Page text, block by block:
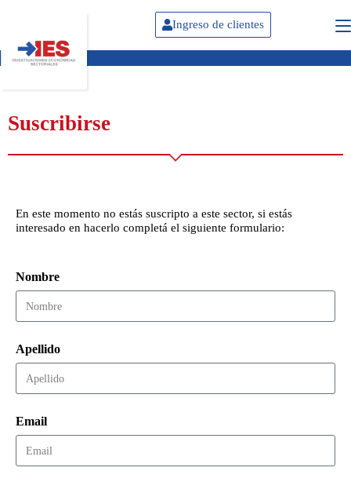
Ingreso de clientes
Suscribirse
En este momento no estás suscripto a este sector, si estás
interesado en hacerlo completá el siguiente formulario:
Nombre
Apellido
Email